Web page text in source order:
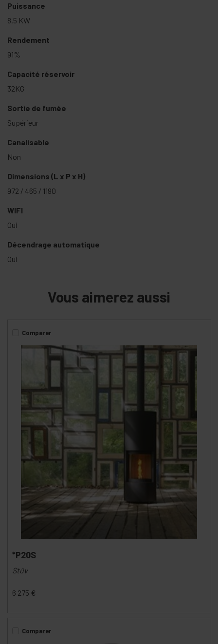
Puissance
8.5 KW
Rendement
91%
Capacité réservoir
32KG
Sortie de fumée
Supérieur
Canalisable
Non
Dimensions (L x P x H)
972 / 465 / 1190
WIFI
Oui
Décendrage automatique
Oui
Vous aimerez aussi
Comparer
*P20S
Stûv
6 275 €
Comparer